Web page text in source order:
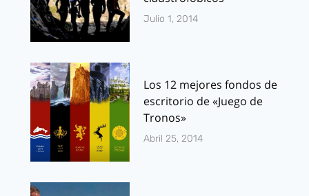
Julio 1, 2014
Los 12 mejores fondos de
escritorio de «Juego de
Tronos»
Abril 25, 2014